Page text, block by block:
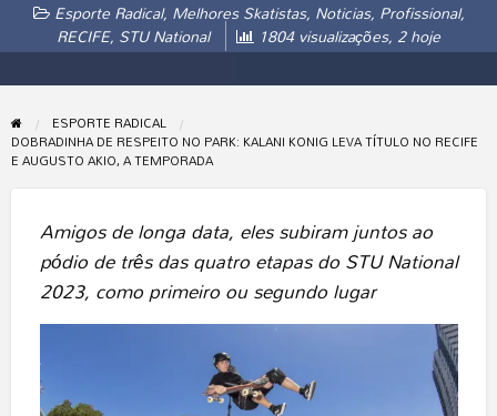
Esporte Radical, Melhores Skatistas, Noticias, Profissional,
RECIFE, STU National 1804 visualizações, 2 hoje
ESPORTE RADICAL
DOBRADINHA DE RESPEITO NO PARK: KALANI KONIG LEVA TÍTULO NO RECIFE
E AUGUSTO AKIO, A TEMPORADA
Amigos de longa data, eles subiram juntos ao
pódio de três das quatro etapas do STU National
2023, como primeiro ou segundo lugar